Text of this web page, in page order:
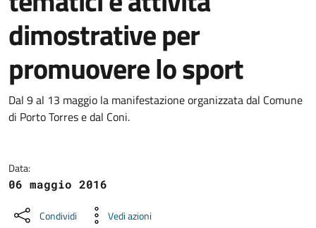
dimostrative per
promuovere lo sport
Dettagli della notizia
Dal 9 al 13 maggio la manifestazione organizzata dal Comune
di Porto Torres e dal Coni.
Data:
06 maggio 2016
Condividi Vedi azioni